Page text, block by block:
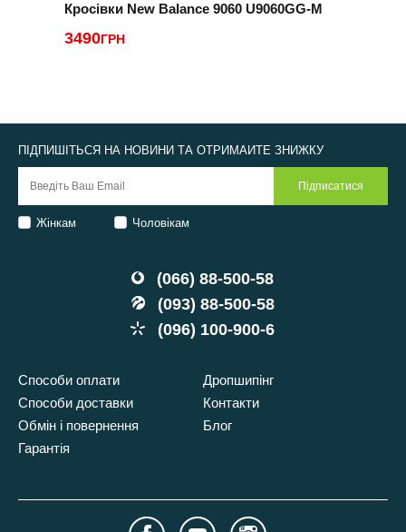
Кросівки New Balance 9060 U9060GG-M
3490ГРН
(066) 88-500-58
(093) 88-500-58
(096) 100-900-6
Способи оплати
Способи доставки
Обмін і повернення
Гарантія
Дропшипінг
Контакти
Блог
ПІДПИШІТЬСЯ НА НОВИНИ ТА ОТРИМАЙТЕ ЗНИЖКУ
Жінкам Чоловікам